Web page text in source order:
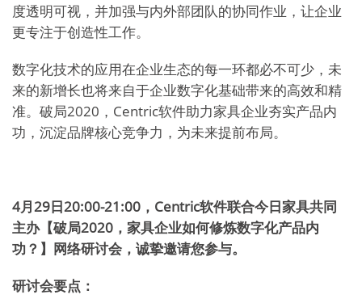
度透明可视，并加强与内外部团队的协同作业，让企业
更专注于创造性工作。
数字化技术的应用在企业生态的每一环都必不可少，未
来的新增长也将来自于企业数字化基础带来的高效和精
准。破局2020，Centric软件助力家具企业夯实产品内
功，沉淀品牌核心竞争力，为未来提前布局。
4月29日20:00-21:00，Centric软件联合今日家具共同
主办【破局2020，家具企业如何修炼数字化产品内
功？】网络研讨会，诚挚邀请您参与。
研讨会要点：